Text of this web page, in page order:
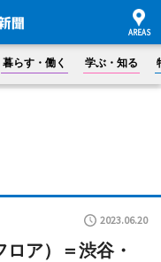
暮らす・働く 学ぶ・知る
2023.06.20
ア）＝渋谷・